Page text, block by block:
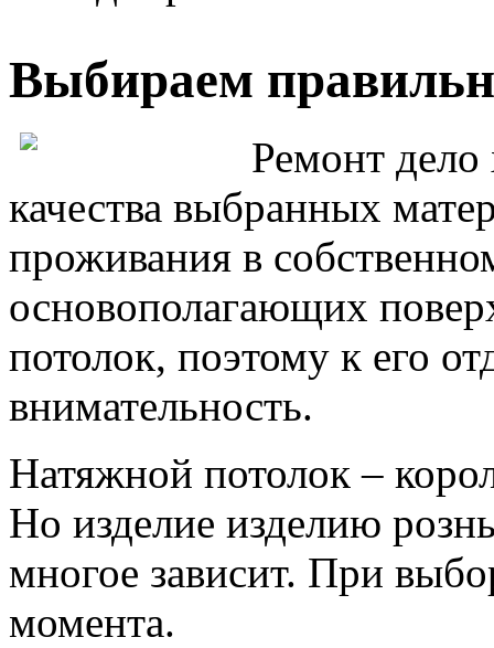
Выбираем
Ремонт дело
качества выбранных
проживания в
основополагающих
потолок, поэтому к его
внимательность.
Натяжной потолок –
Но изделие изделию
многое зависит. При
момента.